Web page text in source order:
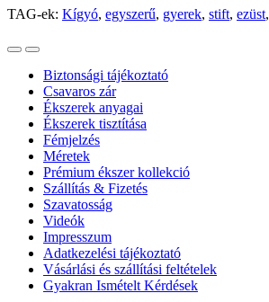
TAG-ek: Kígyó, egyszerű, gyerek, stift, ezüst,
Biztonsági tájékoztató
Csavaros zár
Ékszerek anyagai
Ékszerek tisztítása
Fémjelzés
Méretek
Prémium ékszer kollekció
Szállítás & Fizetés
Szavatosság
Videók
Impresszum
Adatkezelési tájékoztató
Vásárlási és szállítási feltételek
Gyakran Ismételt Kérdések